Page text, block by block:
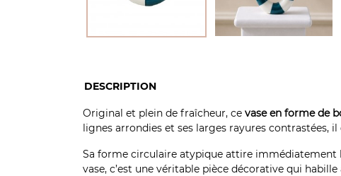
DESCRIPTION
Original et plein de fraîcheur, ce vase en forme de
lignes arrondies et ses larges rayures contrastées,
Sa forme circulaire atypique attire immédiatement
vase, c’est une véritable pièce décorative qui